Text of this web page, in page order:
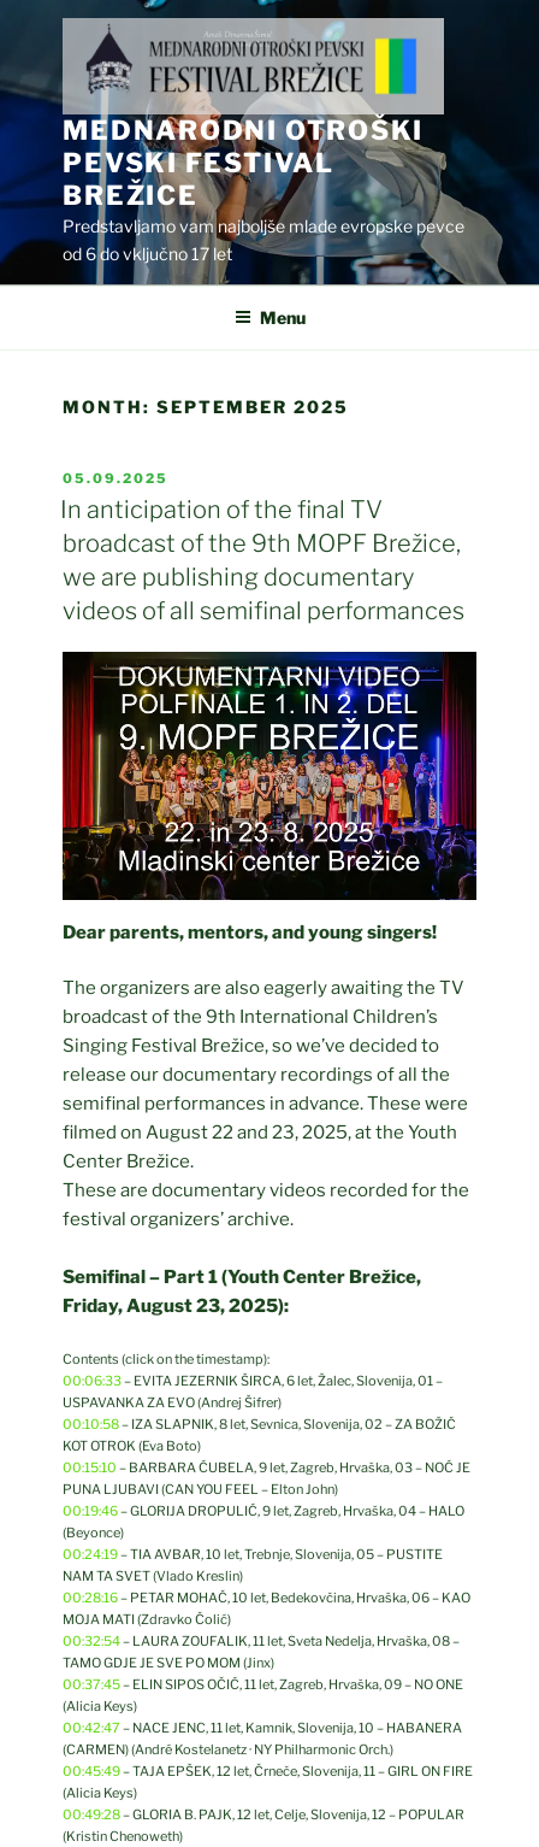
content
MEDNARODNI OTROŠKI
PEVSKI FESTIVAL
BREŽICE
Predstavljamo vam najboljše mlade evropske pevce
od 6 do vključno 17 let
Menu
MONTH:SEPTEMBER 2025
POSTED
ON
05.09.2025
In anticipation of the final TV
broadcast of the 9th MOPF Brežice,
we are publishing documentary
videos of all semifinal performances
Dear parents, mentors, and young singers!
The organizers are also eagerly awaiting the TV
broadcast of the 9th International Children’s
Singing Festival Brežice, so we’ve decided to
release our documentary recordings of all the
semifinal performances in advance. These were
filmed on August 22 and 23, 2025, at the Youth
Center Brežice.
These are documentary videos recorded for the
festival organizers’ archive.
Semifinal – Part 1 (Youth Center Brežice,
Friday, August 23, 2025):
Contents (click on the timestamp):
00:06:33– EVITA JEZERNIK ŠIRCA, 6 let, Žalec, Slovenija, 01 –
USPAVANKA ZA EVO (Andrej Šifrer)
00:10:58– IZA SLAPNIK, 8 let, Sevnica, Slovenija, 02 – ZA BOŽIČ
KOT OTROK (Eva Boto)
00:15:10 – BARBARA ĆUBELA, 9 let, Zagreb, Hrvaška, 03 – NOĆ JE
PUNA LJUBAVI (CAN YOU FEEL – Elton John)
00:19:46– GLORIJA DROPULIĆ, 9 let, Zagreb, Hrvaška, 04 – HALO
(Beyonce)
00:24:19– TIA AVBAR, 10 let, Trebnje, Slovenija, 05 – PUSTITE
NAM TA SVET (Vlado Kreslin)
00:28:16– PETAR MOHAČ, 10 let, Bedekovčina, Hrvaška, 06 – KAO
MOJA MATI (Zdravko Čolić)
00:32:54– LAURA ZOUFALIK, 11 let, Sveta Nedelja, Hrvaška, 08 –
TAMO GDJE JE SVE PO MOM (Jinx)
00:37:45– ELIN SIPOS OČIĆ, 11 let, Zagreb, Hrvaška, 09 – NO ONE
(Alicia Keys)
00:42:47 – NACE JENC, 11 let, Kamnik, Slovenija, 10 – HABANERA
(CARMEN) (André Kostelanetz · NY Philharmonic Orch.)
00:45:49– TAJA EPŠEK, 12 let, Črneče, Slovenija, 11 – GIRL ON FIRE
(Alicia Keys)
00:49:28– GLORIA B. PAJK, 12 let, Celje, Slovenija, 12 – POPULAR
(Kristin Chenoweth)